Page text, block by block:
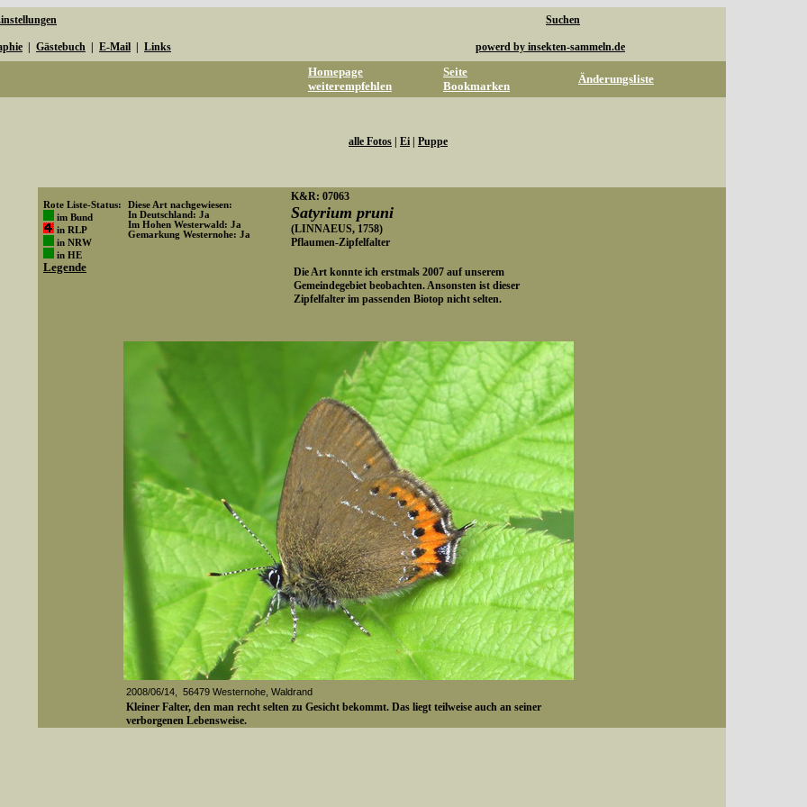
Suchen
Gästebuch E-Mail Links powerd by insekten-sammeln.de
Homepage
weiterempfehlen
Seite
Bookmarken
Änderungsliste
alle Fotos Ei Puppe
Rote Liste-Status:
im Bund
in RLP
in NRW
in HE
Legende
Diese Art nachgewiesen:
In Deutschland: Ja
Im Hohen Westerwald: Ja
Gemarkung Westernohe: Ja
K&R: 07063
Satyrium pruni
(LINNAEUS, 1758)
Pflaumen-Zipfelfalter
Die Art konnte ich erstmals 2007 auf unserem
Gemeindegebiet beobachten. Ansonsten ist dieser
Zipfelfalter im passenden Biotop nicht selten.
2008/06/14, 56479 Westernohe, Waldrand
Kleiner Falter, den man recht selten zu Gesicht bekommt. Das liegt teilweise auch an seiner
verborgenen Lebensweise.